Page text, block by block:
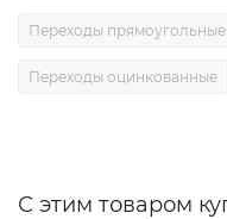
Переходы
Переходы оцинкованные
С этим товаром